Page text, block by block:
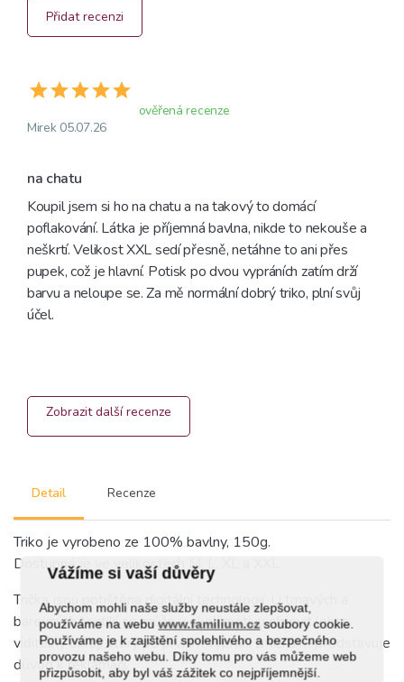
Vážíme si vaší důvěry
Abychom mohli naše služby neustále zlepšovat,
používáme na webuwww.familium.czsoubory cookie.
Používáme je k zajištění spolehlivého a bezpečného
provozu našeho webu. Díky tomu pro vás můžeme web
přizpůsobit, aby byl váš zážitek co nejpříjemnější.
Detail Recenze
Triko je vyrobeno ze 100% bavlny, 150g.
Dostupné je ve velikostech M, L, XL a XXL.
Trička jsou potištěna digitální technologií. U tmavých a
barevných textilií se může v okolí motivu objevit lehce
viditelný okraj, který po prvním vyprání zmizí a nepředstavuje
důvod k reklamaci.
Přidat recenzi
ověřená recenze
Mirek 05.07.26
na chatu
Koupil jsem si ho na chatu a na takový to domácí
poflakování. Látka je příjemná bavlna, nikde to nekouše a
neškrtí. Velikost XXL sedí přesně, netáhne to ani přes
pupek, což je hlavní. Potisk po dvou vypráních zatím drží
barvu a neloupe se. Za mě normální dobrý triko, plní svůj
účel.
Zobrazit další recenze